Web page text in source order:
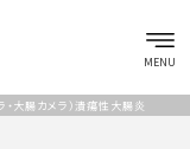
大腸カメラ）潰瘍性大腸炎
MENU